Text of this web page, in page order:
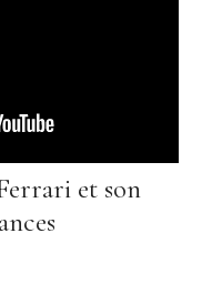
et son